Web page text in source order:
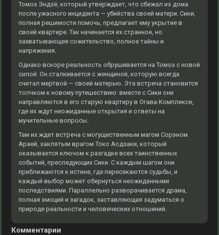
Томоэ Эндзё, который утверждает, что сбежал из дома
после ужасного инцидента — убийства своей матери. Сики,
полная решимости помочь, предлагает ему укрытие в
своей квартире. Так начинается их странное, но
захватывающее сожительство, полное тайны и
напряжения.
Однако вскоре реальность обрушивается на Томоэ с новой
силой. Он сталкивается с женщиной, которую всегда
считал мертвой — своей матерью. Эта встреча становится
толчком к новому путешествию: вместе с Сики они
направляются в его старую квартиру в Огава-Комплексе,
где их ждут неожиданные открытия и ответы на
мучительные вопросы.
Там их ждет встреча с могущественным магом Сорэном
Араей, заклятым врагом Токо Аодзаки, который
оказывается ключом к разгадке всех таинственных
событий, преследующих Сики. С каждым шагом они
приближаются к истине, где пересекаются судьбы, и
каждый выбор может обернуться неожиданными
последствиями. Параллельно разворачивается драма,
полная эмоций и загадок, заставляющая задуматься о
природе реальности и человеческих отношений.
Комментарии